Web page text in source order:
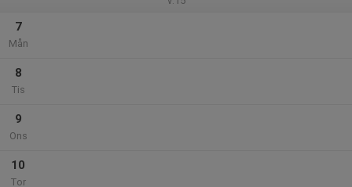
7
Mån
8
Tis
9
Ons
10
Tor